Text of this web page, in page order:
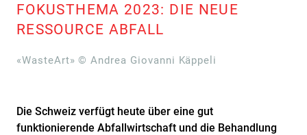
FOKUSTHEMA 2023: DIE NEUE
RESSOURCE ABFALL
«WasteArt» © Andrea Giovanni Käppeli
Die Schweiz verfügt heute über eine gut
funktionierende Abfallwirtschaft und die Behandlung